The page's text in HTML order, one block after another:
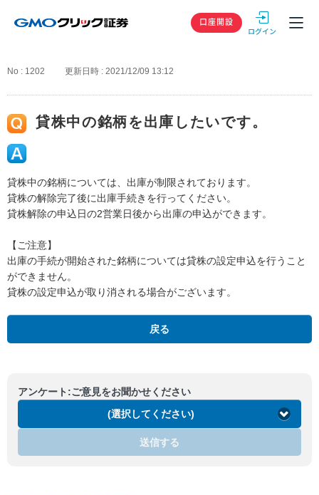
GMOクリック
口座開設
No : 1202 更新日時 : 2021/12/09 13:12
貸株中の銘柄を出庫したいです。
貸株中の銘柄については、出庫が制限されております。
貸株の解除完了後に出庫手続きを行ってください。
貸株解除の申込日の2営業日後から出庫の申込ができます。
【ご注意】
出庫の手続が開始された銘柄については貸株の設定申込を行うこと
ができません。
貸株の設定申込が取り消される場合がございます。
戻る
アンケート:ご意見をお聞かせください
(選択してください)
送信する